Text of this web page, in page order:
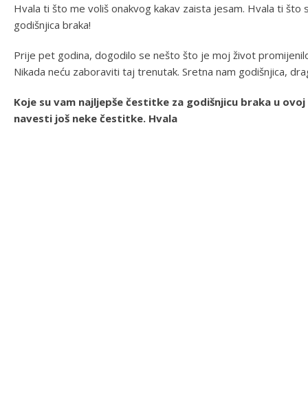
Hvala ti što me voliš onakvog kakav zaista jesam. Hvala ti
godišnjica braka!
Prije pet godina, dogodilo se nešto što je moj život
Nikada neću zaboraviti taj trenutak. Sretna nam godišnjica,
Koje su vam najljepše čestitke za godišnjicu braka u
navesti još neke čestitke. Hvala